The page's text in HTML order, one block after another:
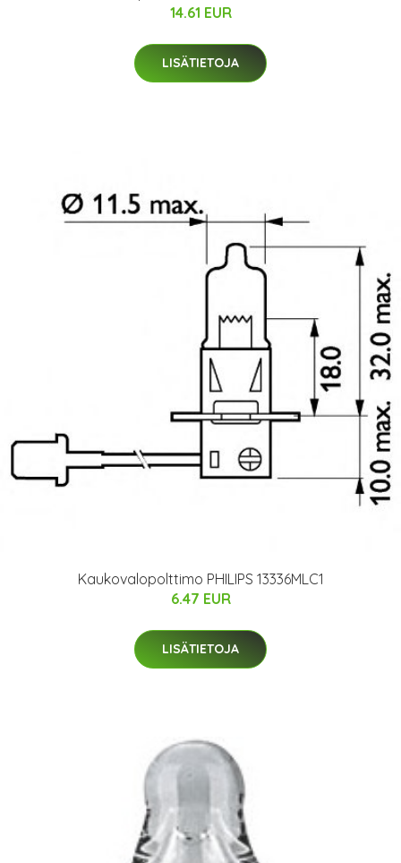
14.61 EUR
LISÄTIETOJA
Kaukovalopolttimo PHILIPS 13336MLC1
6.47 EUR
LISÄTIETOJA